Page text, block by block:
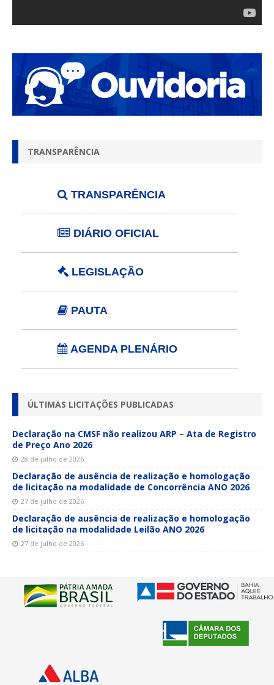
TRANSPARÊNCIA
TRANSPARÊNCIA
DIÁRIO OFICIAL
LEGISLAÇÃO
PAUTA
AGENDA PLENÁRIO
ÚLTIMAS LICITAÇÕES PUBLICADAS
Declaração na CMSF não realizou ARP – Ata de Registro
de Preço Ano 2026
28 de julho de 2026
Declaração de ausência de realização e homologação
de licitação na modalidade de Concorrência ANO 2026
27 de julho de 2026
Declaração de ausência de realização e homologação
de licitação na modalidade Leilão ANO 2026
27 de julho de 2026